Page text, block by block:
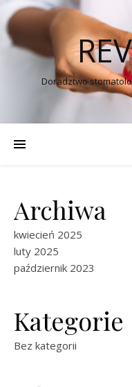
Doradztwo
Archiwa
kwiecień 2025
luty 2025
październik 2023
Kategorie
Bez kategorii